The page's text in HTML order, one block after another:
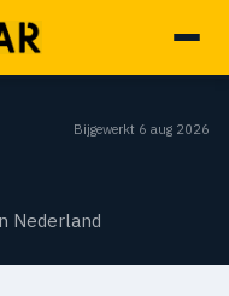
Bijgewerkt 6 aug 2026
Nederland